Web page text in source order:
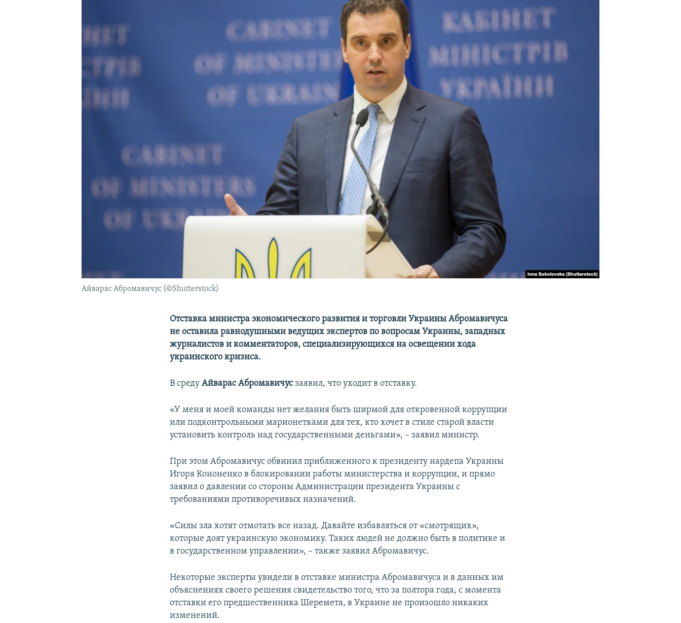
УКРАИНСКАЯ ПРОБЛЕМА КРЫМА
Айварас Абромавичус (©Shutterstock)
Отставка министра экономического развития и торговли Украины Абромавичуса
не оставила равнодушными ведущих экспертов по вопросам Украины, западных
журналистов и комментаторов, специализирующихся на освещении хода
украинского кризиса.
В средуАйварас Абромавичусзаявил, что уходит в отставку.
«У меня и моей команды нет желания быть ширмой для откровенной коррупции
или подконтрольными марионетками для тех, кто хочет в стиле старой власти
установить контроль над государственными деньгами», – заявил министр.
При этом Абромавичус обвинил приближенного к президенту нардепа Украины
Игоря Кононенко в блокировании работы министерства и коррупции, и прямо
заявил о давлении со стороны Администрации президента Украины с
требованиями противоречивых назначений.
«Силы зла хотят отмотать все назад. Давайте избавляться от «смотрящих»,
которые доят украинскую экономику. Таких людей не должно быть в политике и
в государственном управлении», – также заявил Абромавичус.
Некоторые эксперты увидели в отставке министра Абромавичуса и в данных им
объяснениях своего решения свидетельство того, что за полтора года, с момента
отставки его предшественника Шеремета, в Украине не произошло никаких
изменений.